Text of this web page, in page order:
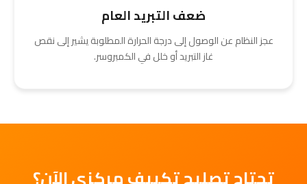
ضعف التبريد العام
عجز النظام عن الوصول إلى درجة الحرارة المطلوبة يشير إلى نقص
غاز التبريد أو خلل في الكمبروسر.